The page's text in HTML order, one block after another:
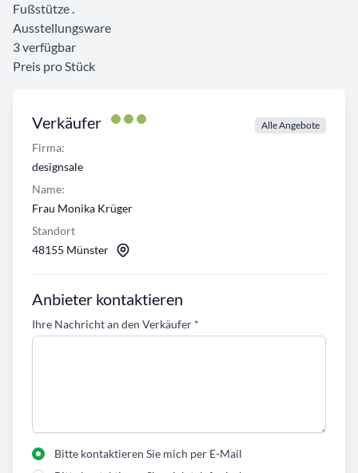
Verkäufer Alle Angebote
Firma:
designsale
Name:
Frau Monika Krüger
Standort
48155 Münster
Anbieter kontaktieren
Ihre Nachricht an den Verkäufer *
Bitte kontaktieren Sie mich per E-Mail
Fußstütze .
Ausstellungsware
3 verfügbar
Preis pro Stück